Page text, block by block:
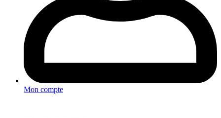
Mon compte